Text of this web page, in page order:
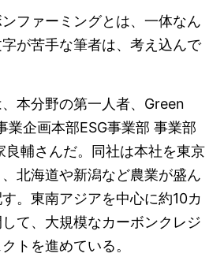
ファーミングとは、一体なん
が苦手な筆者は、考え込んで
本分野の第一人者、Green
業企画本部ESG事業部 事業部
良輔さんだ。同社は本社を東京
北海道や新潟など農業が盛ん
。東南アジアを中心に約10カ
て、大規模なカーボンクレジ
トを進めている。